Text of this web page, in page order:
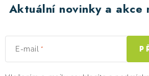
Aktuální novinky a akce
E-mail